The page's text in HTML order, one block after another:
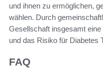
und ihnen zu ermöglichen,
wählen. Durch
Gesellschaft insgesamt
und das Risiko für Diabetes
FAQ